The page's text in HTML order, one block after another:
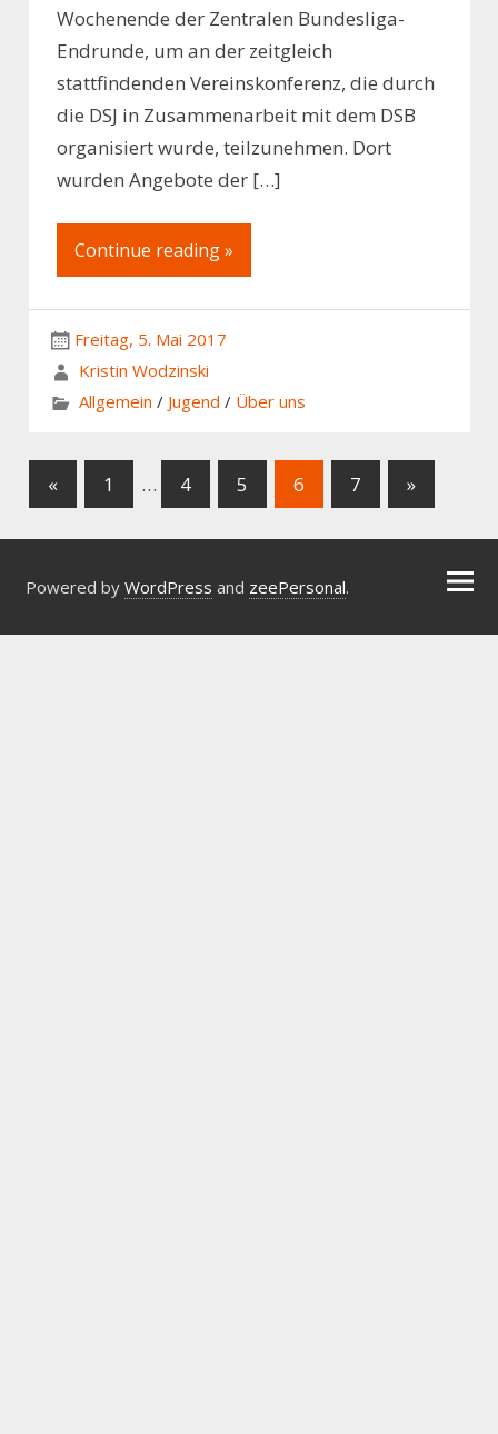
Wochenende der Zentralen Bundesliga-
Endrunde, um an der zeitgleich
stattfindenden Vereinskonferenz, die durch
die DSJ in Zusammenarbeit mit dem DSB
organisiert wurde, teilzunehmen. Dort
wurden Angebote der […]
Continue reading »
Freitag, 5. Mai 2017
Kristin Wodzinski
Allgemein / Jugend / Über uns
« 1 … 4 5 6 7 »
Powered by WordPress and zeePersonal.